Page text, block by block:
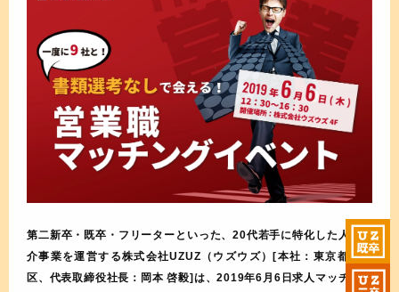
第二新卒・既卒・フリーターといった、20代若手に特化した人材紹
介事業を運営する株式会社UZUZ（ウズウズ）[本社：東京都新宿
区、代表取締役社長：岡本 啓毅]は、2019年6月6日求人マッチング